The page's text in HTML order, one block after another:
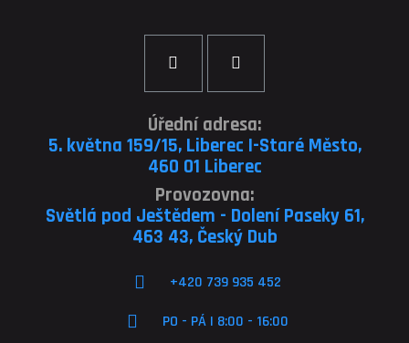
Úřední adresa:
5. května 159/15, Liberec I-Staré Město,
460 01 Liberec
Provozovna:
Světlá pod Ještědem - Dolení Paseky 61,
463 43, Český Dub
+420 739 935 452
PO - PÁ | 8:00 - 16:00